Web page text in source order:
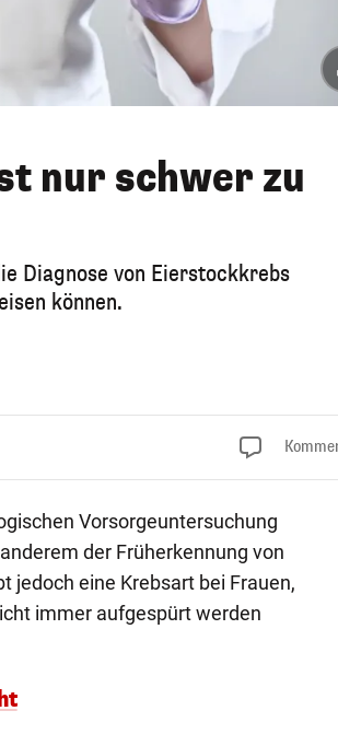
nur schwer zu
Diagnose von Eierstockkrebs
können.
Vorsorgeuntersuchung
der Früherkennung von
jedoch eine Krebsart bei Frauen,
immer aufgespürt werden